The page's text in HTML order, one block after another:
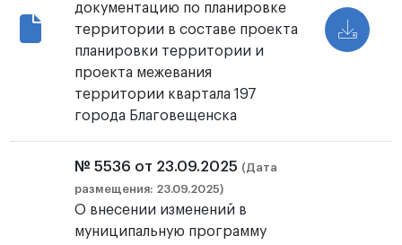
документацию по планировке
территории в составе проекта
планировки территории и
проекта межевания
территории квартала 197
города Благовещенска
№ 5536 от 23.09.2025 (Дата
размещения: 23.09.2025)
О внесении изменений в
муниципальную программу